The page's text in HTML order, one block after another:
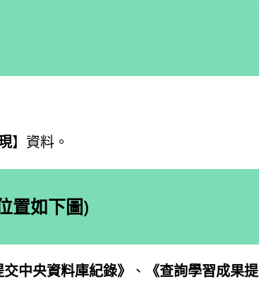
】資料。
置如下圖)
中央資料庫紀錄》 、
《查詢學習成果提